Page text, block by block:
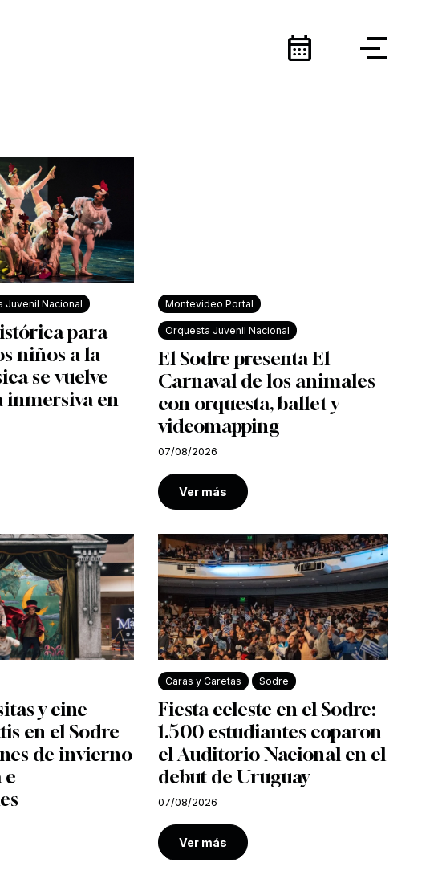
calendar_month
Juvenil Nacional
para
niños a la
se vuelve
inmersiva en
Montevideo Portal
Orquesta Juvenil Nacional
El Sodre presenta El
Carnaval de los animales
con orquesta, ballet y
videomapping
07/08/2026
Ver más
y cine
en el Sodre
de invierno
e
Caras y Caretas Sodre
Fiesta celeste en el Sodre:
1.500 estudiantes coparon
el Auditorio Nacional en el
debut de Uruguay
07/08/2026
Ver más